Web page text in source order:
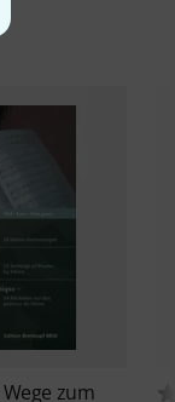
Wege zum